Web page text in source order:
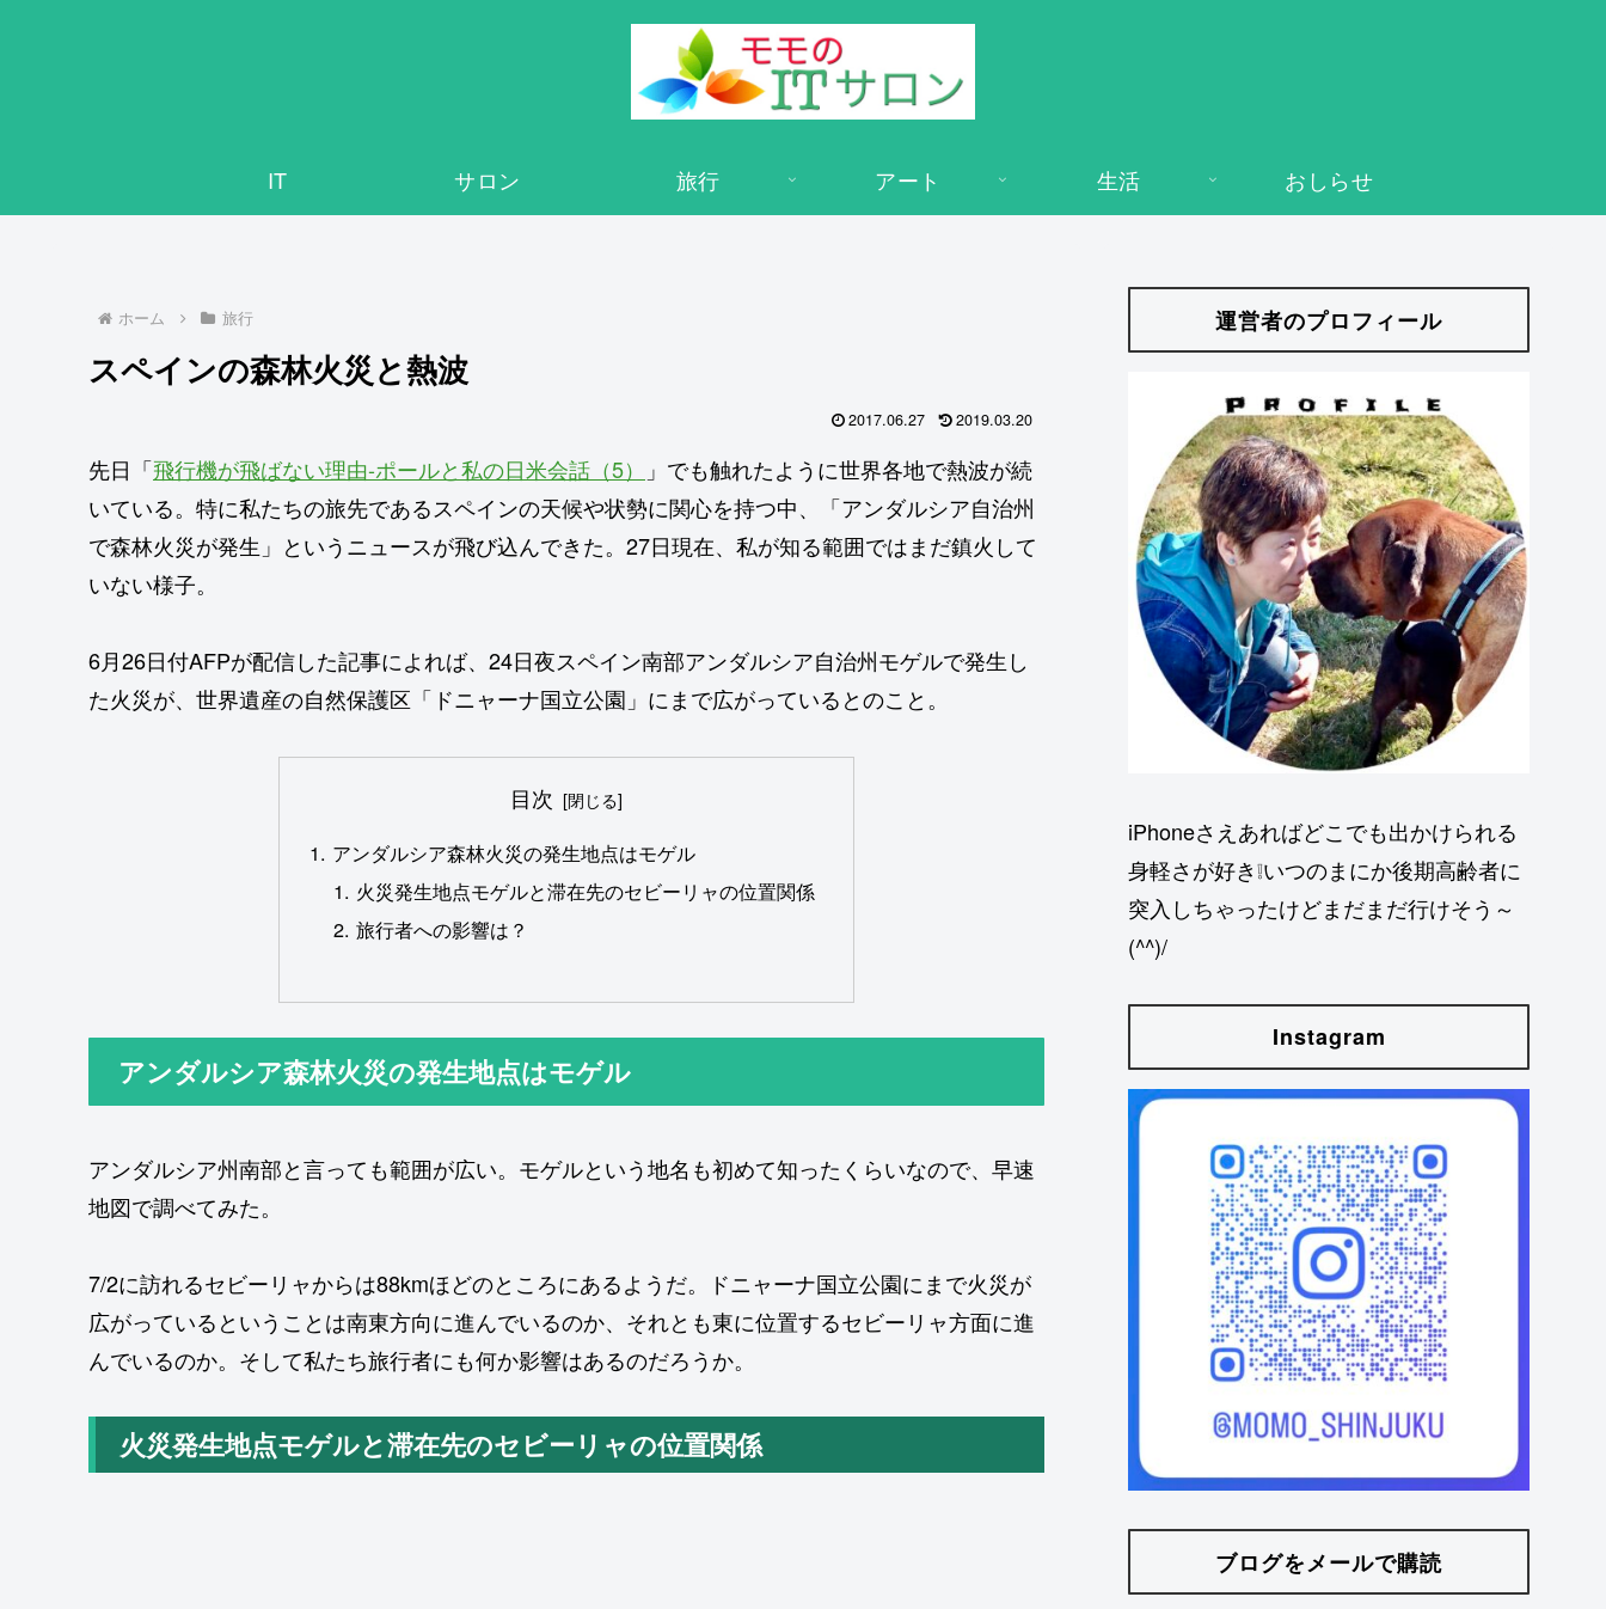
IT サロン 旅行 アート 生活 おしらせ
ホーム 旅行
スペインの森林火災と熱波
2017.06.27 2019.03.20
先日「飛行機が飛ばない理由-ポールと私の日米会話（5）
」でも触れたように世界各地で熱波が続
いている。特に私たちの旅先であるスペインの天候や状勢に関心を持つ中、「アンダルシア自治州
で森林火災が発生」というニュースが飛び込んできた。27日現在、私が知る範囲ではまだ鎮火して
いない様子。
6月26日付AFPが配信した記事によれば、24日夜スペイン南部アンダルシア自治州モゲルで発生し
た火災が、世界遺産の自然保護区「ドニャーナ国立公園」にまで広がっているとのこと。
目次
アンダルシア森林火災の発生地点はモゲル
火災発生地点モゲルと滞在先のセビーリャの位置関係
旅行者への影響は？
アンダルシア森林火災の発生地点はモゲル
アンダルシア州南部と言っても範囲が広い。モゲルという地名も初めて知ったくらいなので、早速
地図で調べてみた。
7/2に訪れるセビーリャからは88kmほどのところにあるようだ。ドニャーナ国立公園にまで火災が
広がっているということは南東方向に進んでいるのか、それとも東に位置するセビーリャ方面に進
んでいるのか。そして私たち旅行者にも何か影響はあるのだろうか。
火災発生地点モゲルと滞在先のセビーリャの位置関係
運営者のプロフィール
iPhoneさえあればどこでも出かけられる
身軽さが好き❕いつのまにか後期高齢者に
突入しちゃったけどまだまだ行けそう～
(^^)/
Instagram
ブログをメールで購読